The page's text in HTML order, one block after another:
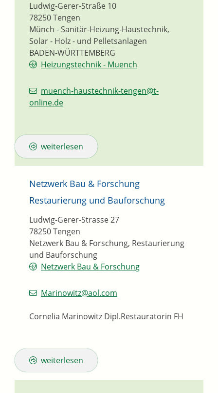
Münch - Sanitär-Heizung-Haustechnik,
Solar - Holz - und Pelletsanlagen
Ludwig-Gerer-Straße 10
78250Tengen
BADEN-WÜRTTEMBERG
Heizungstechnik - Muench
muench-haustechnik-tengen@t-
online.de
weiterlesen
Netzwerk Bau & Forschung
Restaurierung und Bauforschung
Netzwerk Bau & Forschung, Restaurierung
und Bauforschung
Ludwig-Gerer-Strasse 27
78250Tengen
Netzwerk Bau & Forschung
Marinowitz@aol.com
Cornelia Marinowitz Dipl.Restauratorin FH
weiterlesen